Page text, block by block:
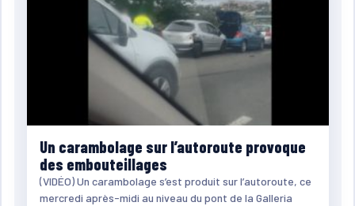
Un carambolage sur l’autoroute provoque
des embouteillages
(VIDÉO) Un carambolage s’est produit sur l’autoroute, ce
mercredi après-midi au niveau du pont de la Galleria